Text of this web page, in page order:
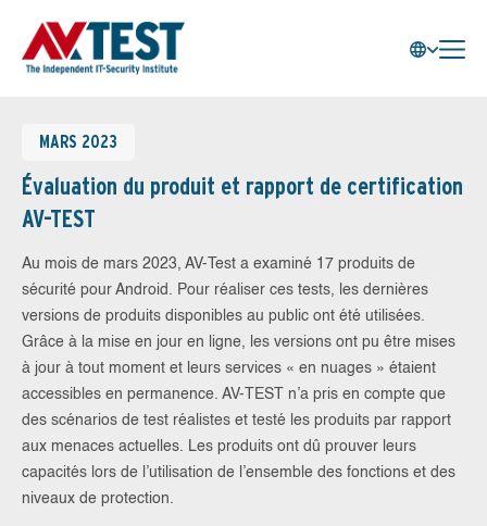
MARS 2023
Évaluation du produit et rapport de certification
AV-TEST
Au mois de mars 2023, AV-Test a examiné 17 produits de
sécurité pour Android. Pour réaliser ces tests, les dernières
versions de produits disponibles au public ont été utilisées.
Grâce à la mise en jour en ligne, les versions ont pu être mises
à jour à tout moment et leurs services « en nuages » étaient
accessibles en permanence. AV-TEST n’a pris en compte que
des scénarios de test réalistes et testé les produits par rapport
aux menaces actuelles. Les produits ont dû prouver leurs
capacités lors de l’utilisation de l’ensemble des fonctions et des
niveaux de protection.